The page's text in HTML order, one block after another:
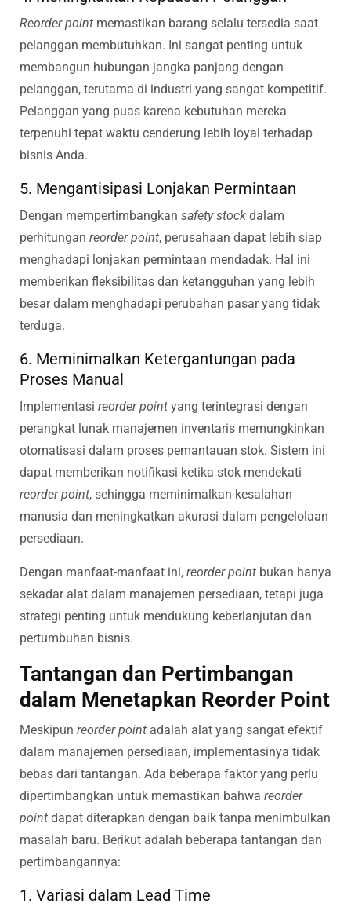
Reorder point memastikan barang selalu tersedia saat
pelanggan membutuhkan. Ini sangat penting untuk
membangun hubungan jangka panjang dengan
pelanggan, terutama di industri yang sangat kompetitif.
Pelanggan yang puas karena kebutuhan mereka
terpenuhi tepat waktu cenderung lebih loyal terhadap
bisnis Anda.
5. Mengantisipasi Lonjakan Permintaan
Dengan mempertimbangkan safety stock dalam
perhitungan reorder point, perusahaan dapat lebih siap
menghadapi lonjakan permintaan mendadak. Hal ini
memberikan fleksibilitas dan ketangguhan yang lebih
besar dalam menghadapi perubahan pasar yang tidak
terduga.
6. Meminimalkan Ketergantungan pada
Proses Manual
Implementasi reorder point yang terintegrasi dengan
perangkat lunak manajemen inventaris memungkinkan
otomatisasi dalam proses pemantauan stok. Sistem ini
dapat memberikan notifikasi ketika stok mendekati
reorder point, sehingga meminimalkan kesalahan
manusia dan meningkatkan akurasi dalam pengelolaan
persediaan.
Dengan manfaat-manfaat ini, reorder point bukan hanya
sekadar alat dalam manajemen persediaan, tetapi juga
strategi penting untuk mendukung keberlanjutan dan
pertumbuhan bisnis.
Tantangan dan Pertimbangan
dalam Menetapkan Reorder Point
Meskipun reorder point adalah alat yang sangat efektif
dalam manajemen persediaan, implementasinya tidak
bebas dari tantangan. Ada beberapa faktor yang perlu
dipertimbangkan untuk memastikan bahwa reorder
point dapat diterapkan dengan baik tanpa menimbulkan
masalah baru. Berikut adalah beberapa tantangan dan
pertimbangannya:
1. Variasi dalam Lead Time